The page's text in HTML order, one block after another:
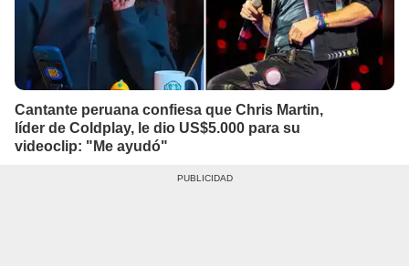
Cantante peruana confiesa que Chris Martin,
líder de Coldplay, le dio US$5.000 para su
videoclip: "Me ayudó"